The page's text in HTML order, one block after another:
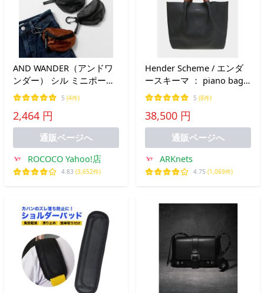
AND WANDER（アンドワ
ンダー） シル ミニポーチ
2025年モデル / 小物入れ
ケース バッグパック 追加
ガジェット アウトドア カ
ラビナ
5 (4件)
2,464 円
通販ページへ
ROCOCO Yahoo!店
4.83 (3,652件)
Hender Scheme / エンダ
ースキーマ ： piano bag
medium ： mj-rb-pim
5 (8件)
38,500 円
通販ページへ
ARKnets
4.75 (1,069件)